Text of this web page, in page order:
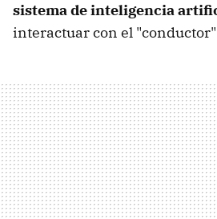
sistema de inteligencia
interactuar con el "conductor"